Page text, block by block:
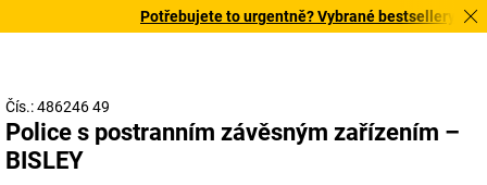
Potřebujete to urgentně? Vybrané bestsellery
Čís.: 486246 49
Police s postranním závěsným zařízením –
BISLEY